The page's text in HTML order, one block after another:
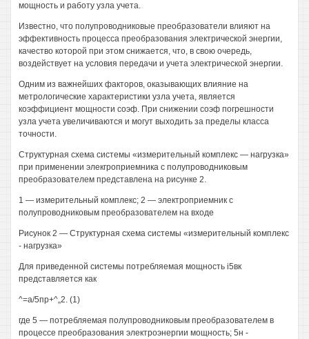
мощность и работу узла учета.
Известно, что полупроводниковые преобразователи влияют на
эффективность процесса преобразования электрической энергии,
качество которой при этом снижается, что, в свою очередь,
воздействует на условия передачи и учета электрической энергии.
Одним из важнейших факторов, оказывающих влияние на
метрологические характеристики узла учета, является
коэффициент мощности соэф. При снижении соэф погрешности
узла учета увеличиваются и могут выходить за пределы класса
точности.
Структурная схема системы «измерительный комплекс — нагрузка»
при применении элекгроприемника с полупроводниковым
преобразователем представлена на рисунке 2.
1 — измерительный комплекс; 2 — электроприемник с
полупроводниковым преобразователем на входе
Рисунок 2 — Структурная схема системы «измерительный комплекс
- нагрузка»
Для приведенной системы потребляемая мощность і5вк
представляется как
^=а/5пр+^„2. (1)
где 5 — потребляемая полупроводниковым преобразователем в
процессе преобразования электроэнергии мощность; 5н -